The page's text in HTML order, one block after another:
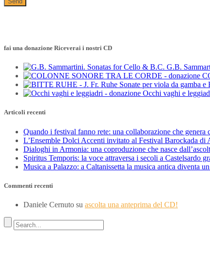
fai una donazione Riceverai i nostri CD
G.B.
Occhi vaghi e
Articoli recenti
Quando i festival fanno rete: una collaborazione che genera
L’Ensemble Dolci Accenti invitato al Festival Barockada di
Dialoghi in Armonia: una coproduzione che nasce
Spiritus Temporis: la voce attraversa i secoli a Castelsardo
Musica a Palazzo: a Caltanissetta la musica antica diventa
Commenti recenti
Daniele Cernuto su ascolta una anteprima del CD!